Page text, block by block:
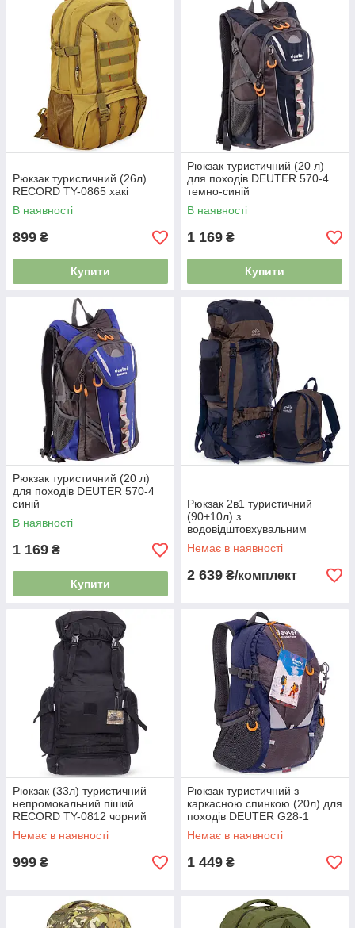
Рюкзак туристичний (26л)
RECORD TY-0865 хакі
В наявності
899 ₴
Купити
Рюкзак туристичний (20 л)
для походів DEUTER 570-4
темно-синій
В наявності
1 169 ₴
Купити
Рюкзак туристичний (20 л)
для походів DEUTER 570-4
синій
В наявності
1 169 ₴
Купити
Рюкзак 2в1 туристичний
(90+10л) з
водовідштовхувальним
покриттям COLOR LIFE 159
оливковий-синій
Немає в наявності
2 639 ₴/комплект
Рюкзак (33л) туристичний
непромокальний піший
RECORD TY-0812 чорний
Немає в наявності
999 ₴
Рюкзак туристичний з
каркасною спинкою (20л) для
походів DEUTER G28-1
темно-синій
Немає в наявності
1 449 ₴